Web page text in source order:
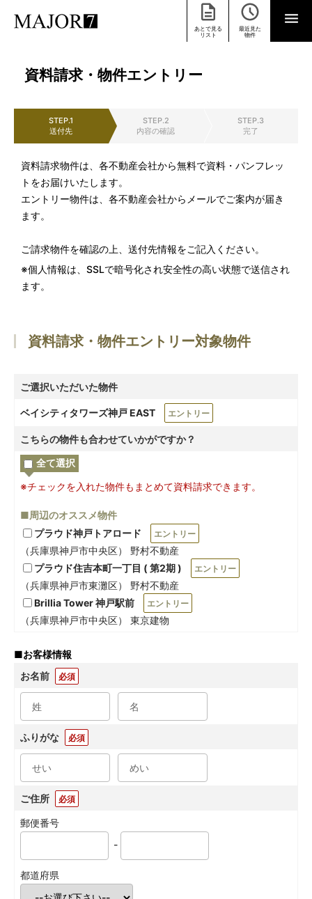
あとで見る
リスト
最近見た
物件
資料請求・物件エントリー
STEP.1
送付先
STEP.2
内容の確認
STEP.3
完了
資料請求物件は、各不動産会社から無料で資料・パンフレッ
トをお届けいたします。
エントリー物件は、各不動産会社からメールでご案内が届き
ます。
ご請求物件を確認の上、送付先情報をご記入ください。
※個人情報は、SSLで暗号化され安全性の高い状態で送信され
ます。
資料請求・物件エントリー対象物件
ご選択いただいた物件
ベイシティタワーズ神戸 EAST エントリー
こちらの物件も合わせていかがですか？
全て選択
※チェックを入れた物件もまとめて資料請求できます。
■周辺のオススメ物件
プラウド神戸トアロード
エントリー
（兵庫県神戸市中央区） 野村不動産
プラウド住吉本町一丁目 ( 第2期 )
エントリー
（兵庫県神戸市東灘区） 野村不動産
Brillia Tower 神戸駅前
エントリー
（兵庫県神戸市中央区） 東京建物
■お客様情報
お名前
必須
ふりがな 必須
ご住所 必須
郵便番号
-
都道府県